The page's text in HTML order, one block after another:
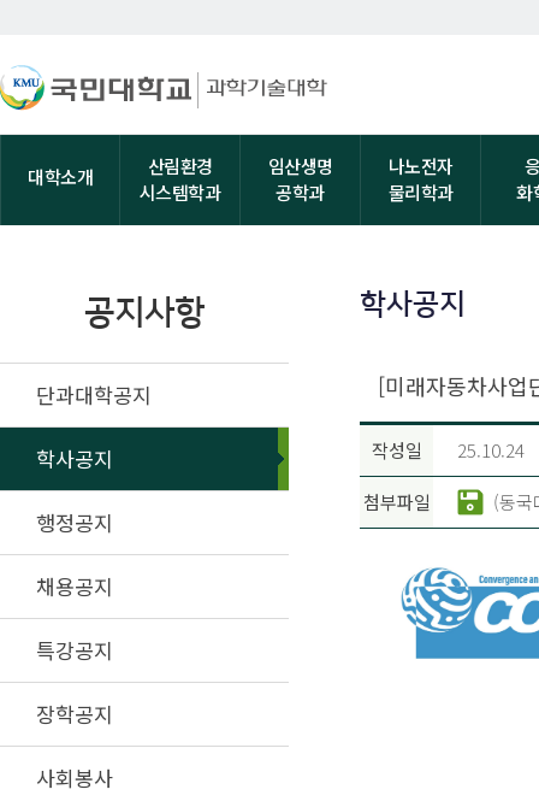
대학소개
산림환경
시스템학과
임산생명
공학과
나노전자
물리학과
화
공지사항
단과대학공지
학사공지
행정공지
채용공지
특강공지
장학공지
사회봉사
학사공지
[미래자동차사
작성일 25.10.24
첨부파일 (동